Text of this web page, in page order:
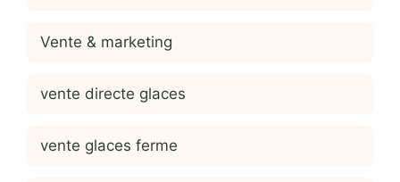
Vente & marketing
vente directe glaces
vente glaces ferme